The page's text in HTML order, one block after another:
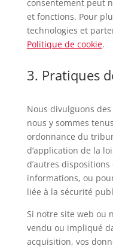
consentement peut
et fonctions. Pour
technologies et
Politique de cookie.
3. Pratiques
Nous divulguons
nous y sommes
ordonnance du
d’application de la
d’autres
informations, ou
liée à la sécurité
Si notre site web ou
vendu ou impliqué
acquisition, vos